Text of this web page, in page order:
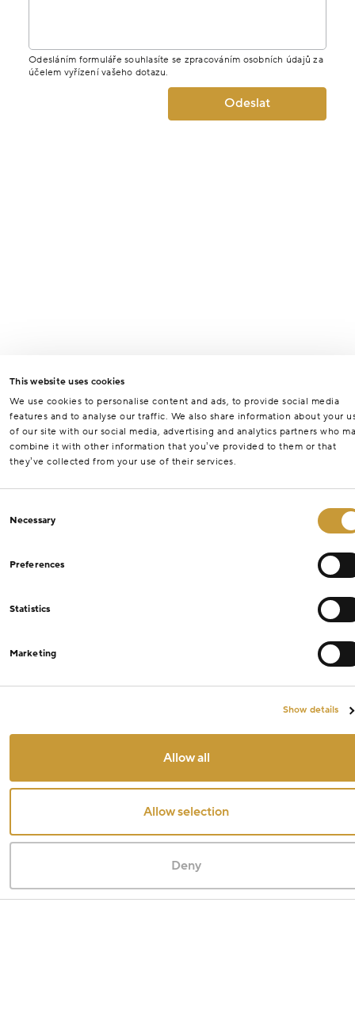
This website uses cookies
We use cookies to personalise content and ads, to provide social media
features and to analyse our traffic. We also share information about your
of our site with our social media, advertising and analytics partners who
combine it with other information that you’ve provided to them or that
they’ve collected from your use of their services.
Selection
Necessary
Preferences
Statistics
Marketing
Show details
Allow all
Allow selection
Deny
Odesláním formuláře souhlasíte se zpracováním osobních údajů za
účelem vyřízení vašeho dotazu.
Odeslat